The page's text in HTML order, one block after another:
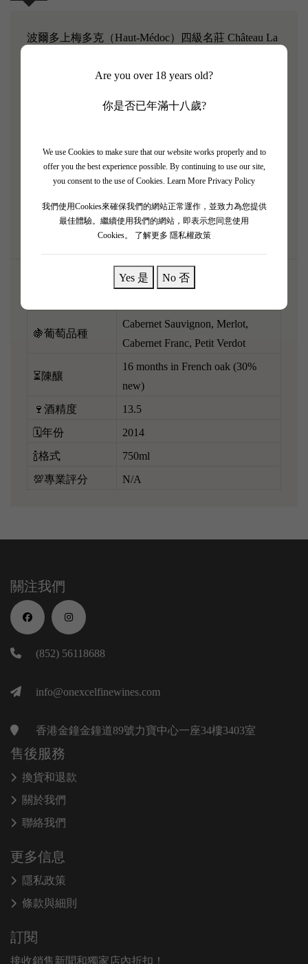
Are you over 18 years old?
你是否已年滿十八歲?
We use Cookies to make sure that our website works properly and to
offer you the best experience possible. By continuing to use our site,
you consent to the use of Cookies. Learn More Privacy Policy
我們使用Cookies來確保我們的網站正常運作，並致力為您提供
最佳體驗。繼續使用我們的網站，即表示您同意使用
Cookies。
了解更多 隱私權政策
Yes 是 No 否
波爾多上梅多克（Haut-Médoc）四級名莊 Château La
由酒界巨頭 Bernard Magrez 主理，2014 係結構嚴謹
非常集中純淨，充滿黑莓、黑加侖子，同埋名莊標誌
體適中偏飽滿，酸度明亮充滿活力，單寧結實得嚟好
細密，骨架非常紮實，經過十年陳化漸入佳境。 呢
鵝、黑椒牛仔骨或者法式烤羊架，果香完美交融！
🍇葡萄品種
Cabernet Sauvignon, Merlot,
Cabernet Franc, Petit Verdot
⏳陳釀
16 months in French oak (30%
new)
🍷酒精度 13.5
🗓️年份 2014
🍾格式 750ml
💯專業評分 N/A
關注我們
(852) 56118688
info@onexcelfinewines.com
香港金鐘金鐘道89號力寶中心一座34樓3403室
售後服務
換貨和退款
關於我們
聯絡我們
更多信息
隱私政策
條款與細則
訂閱
接收銷售新聞和獨家店內折扣！